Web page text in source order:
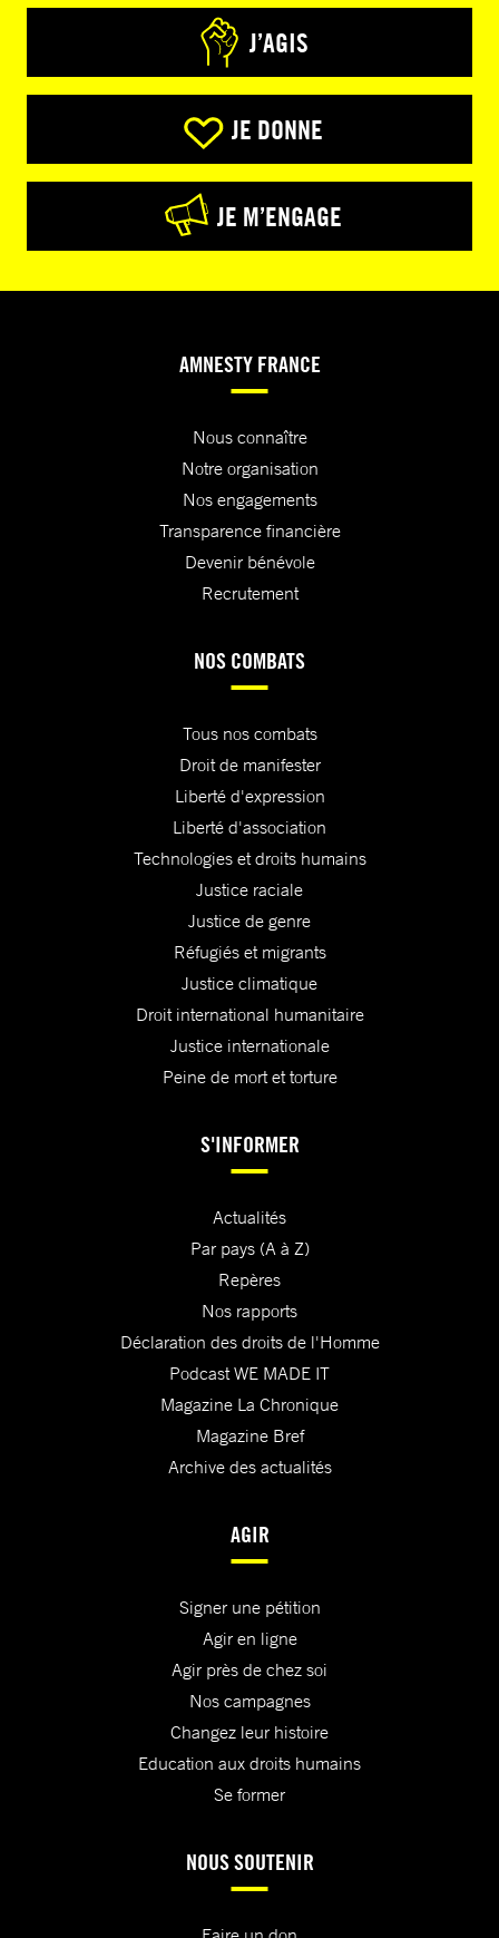
J’AGIS
JE DONNE
JE M’ENGAGE
AMNESTY FRANCE
Nous connaître
Notre organisation
Nos engagements
Transparence financière
Devenir bénévole
Recrutement
NOS COMBATS
Tous nos combats
Droit de manifester
Liberté d'expression
Liberté d'association
Technologies et droits humains
Justice raciale
Justice de genre
Réfugiés et migrants
Justice climatique
Droit international humanitaire
Justice internationale
Peine de mort et torture
S'INFORMER
Actualités
Par pays (A à Z)
Repères
Nos rapports
Déclaration des droits de l'Homme
Podcast WE MADE IT
Magazine La Chronique
Magazine Bref
Archive des actualités
AGIR
Signer une pétition
Agir en ligne
Agir près de chez soi
Nos campagnes
Changez leur histoire
Education aux droits humains
Se former
NOUS SOUTENIR